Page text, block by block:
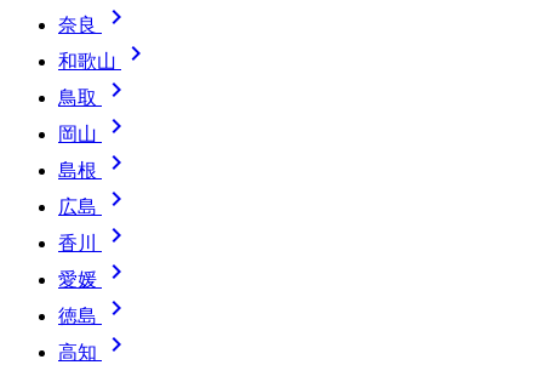
奈良 
和歌山 
鳥取 
岡山 
島根 
広島 
香川 
愛媛 
徳島 
高知 